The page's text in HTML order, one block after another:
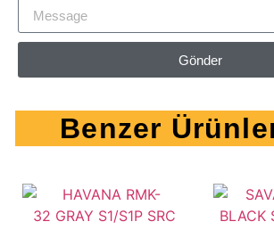
Gönder
Benzer